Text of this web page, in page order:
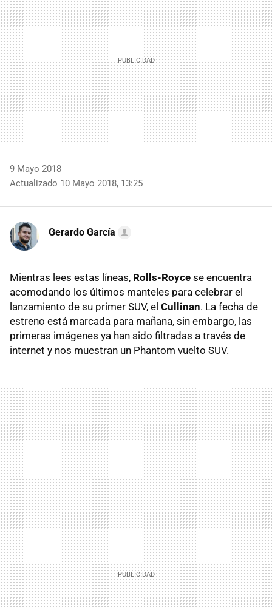
9 Mayo 2018
Actualizado 10 Mayo 2018, 13:25
Gerardo García
Mientras lees estas líneas, Rolls-Royce se encuentra
acomodando los últimos manteles para celebrar el
lanzamiento de su primer SUV, el Cullinan. La fecha de
estreno está marcada para mañana, sin embargo, las
primeras imágenes ya han sido filtradas a través de
internet y nos muestran un Phantom vuelto SUV.